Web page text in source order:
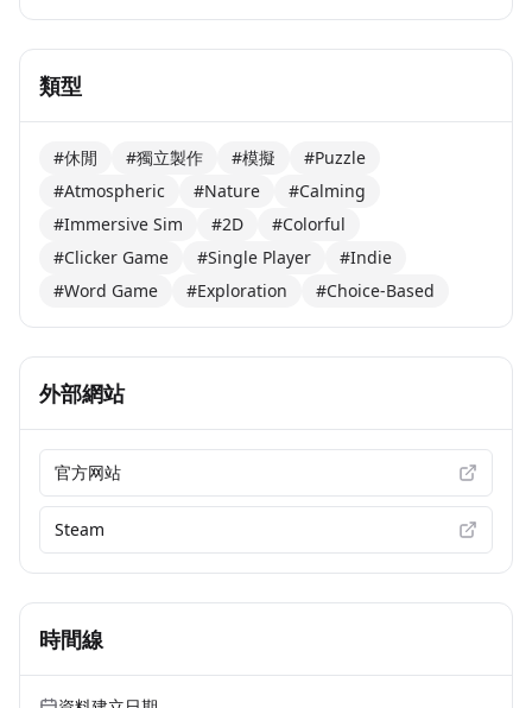
類型
#休閒 #獨立製作 #模擬
#Puzzle
#Atmospheric
#Nature
#Calming
#Immersive Sim
#2D
#Colorful
#Clicker Game
#Single Player
#Indie
#Word Game
#Exploration #Choice-Based
外部網站
官方网站
Steam
時間線